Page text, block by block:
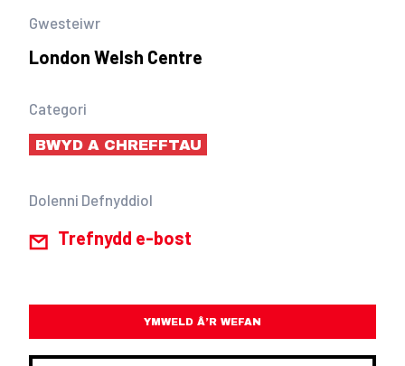
Gwesteiwr
London Welsh Centre
Categori
BWYD A CHREFFTAU
Dolenni Defnyddiol
Trefnydd e-bost
YMWELD Â’R WEFAN